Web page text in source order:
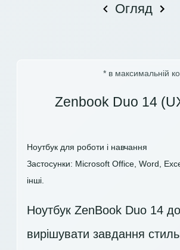
Огляд
* в максимальній
Zenbook Duo 14
Ноутбук для роботи і навчання
Застосунки: Microsoft Office, Word,
інші.
Ноутбук ZenBook Duo 14
вирішувати завдання